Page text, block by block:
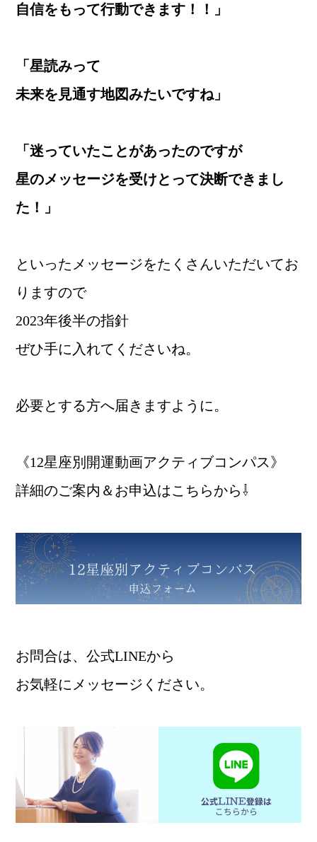
自信をもって行動できます！！」
「星読みって
未来を見通す地図みたいですね」
「迷っていたことがあったのですが
星のメッセージを受けとって決断できまし
た！」
といったメッセージをたくさんいただいてお
りますので
2023年後半の指針
ぜひ手に入れてくださいね。
必要とする方へ届きますように。
《12星座別開運動画アクティブコンパス》
詳細のご案内＆お申込はこちらから⇩
お問合は、公式LINEから
お気軽にメッセージください。